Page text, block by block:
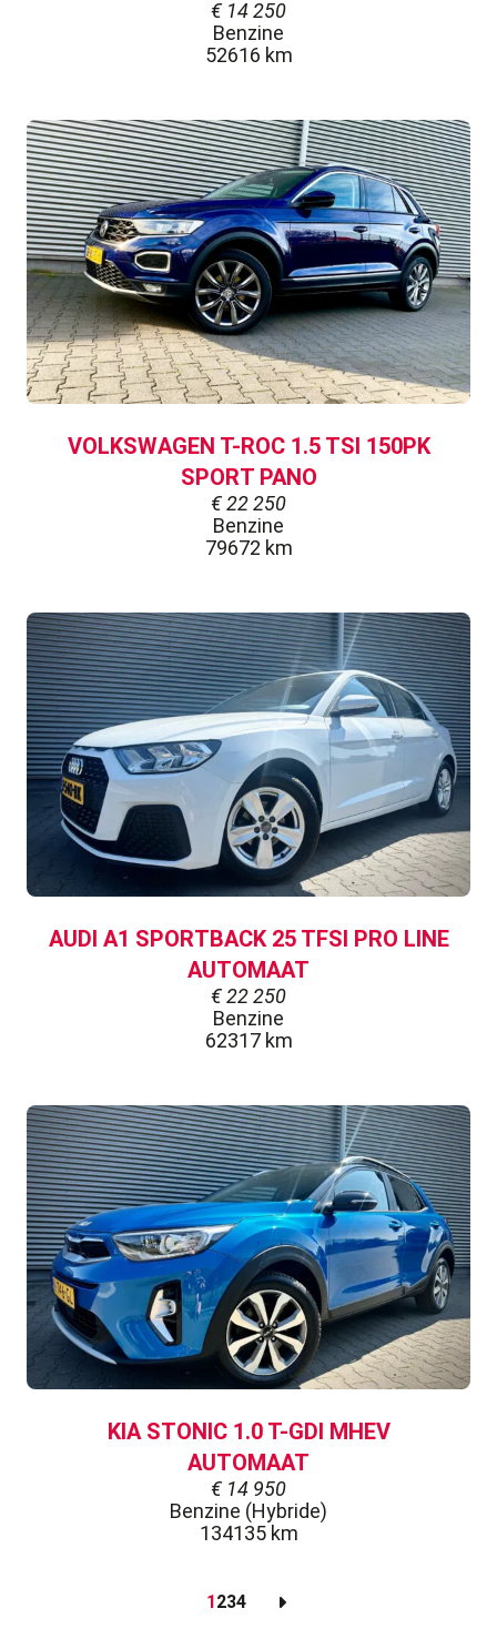
€ 14 250
Benzine
52616 km
VOLKSWAGEN T-ROC 1.5 TSI 150PK
SPORT PANO
€22 250
Benzine
79672 km
AUDI A1 SPORTBACK 25 TFSI PRO LINE
AUTOMAAT
€22 250
Benzine
62317 km
KIA STONIC 1.0 T-GDI MHEV
AUTOMAAT
€ 14 950
Benzine (Hybride)
134135 km
1234